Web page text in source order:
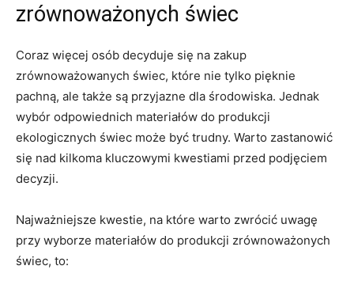
⁢zrównoważonych świec
Coraz więcej⁣ osób decyduje się na zakup
zrównoważowanych ​świec, które nie tylko pięknie ​
pachną, ale ⁤także są przyjazne ​dla środowiska. Jednak
wybór odpowiednich materiałów ⁣do produkcji
ekologicznych świec może być trudny. Warto zastanowić
się nad kilkoma kluczowymi ​kwestiami przed podjęciem
decyzji.
Najważniejsze kwestie,⁢ na ​które⁣ warto zwrócić uwagę
przy wyborze materiałów do produkcji zrównoważonych
świec, to: